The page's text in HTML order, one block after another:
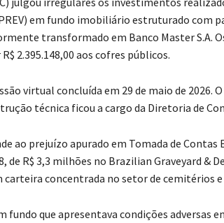
em fundo imobiliário estruturado com
transformado em Banco Master S.A.
2.395.148,00 aos cofres públicos.
virtual concluída em 29 de maio de 2026.
técnica ficou a cargo da Diretoria de
ao prejuízo apurado em Tomada de Contas
de R$ 3,3 milhões no Brazilian Graveyard &
concentrada no setor de cemitérios
que apresentava condições adversas